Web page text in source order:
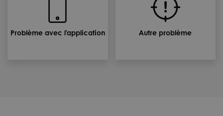
Problème avec l'application Autre problème